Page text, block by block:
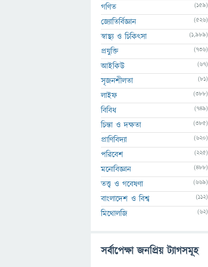
গণিত (159)
জ্যোতির্বিজ্ঞান (526)
স্বাস্থ্য ও চিকিৎসা (1,989)
প্রযুক্তি (736)
আইকিউ (67)
সৃজনশীলতা (81)
লাইফ (388)
বিবিধ (749)
চিন্তা ও দক্ষতা (385)
প্রাণিবিদ্যা (620)
পরিবেশ (225)
মনোবিজ্ঞান (488)
তত্ত্ব ও গবেষণা (669)
বাংলাদেশ ও বিশ্ব (112)
মিথোলজি (62)
সর্বাপেক্ষা জনপ্রিয় ট্যাগসমূহ